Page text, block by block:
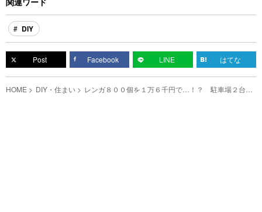
DIY
Post Facebook LINE はてな
HOME DIY・住まい レンガ８００個を１万６千円で…！？ 駐車場２台分
のレンガ敷きDIYとは